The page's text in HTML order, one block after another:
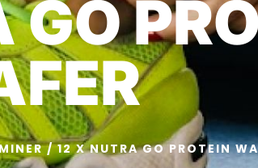
/ 12 X NUTRA GO PROTEIN